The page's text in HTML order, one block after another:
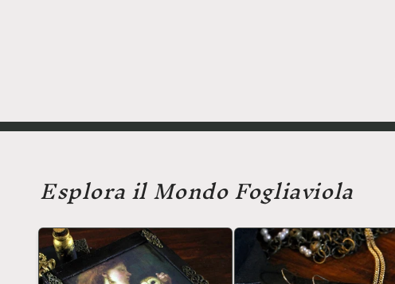
Esplora il Mondo Fogliaviola